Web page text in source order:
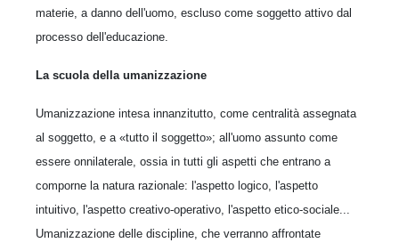
materie, a danno dell'uomo, escluso come soggetto attivo dal
processo dell'educazione.
La scuola della umanizzazione
Umanizzazione intesa innanzitutto, come centralità assegnata
al soggetto, e a «tutto il soggetto»; all'uomo assunto come
essere onnilaterale, ossia in tutti gli aspetti che entrano a
comporne la natura razionale: l'aspetto logico, l'aspetto
intuitivo, l'aspetto creativo-operativo, l'aspetto etico-sociale...
Umanizzazione delle discipline, che verranno affrontate